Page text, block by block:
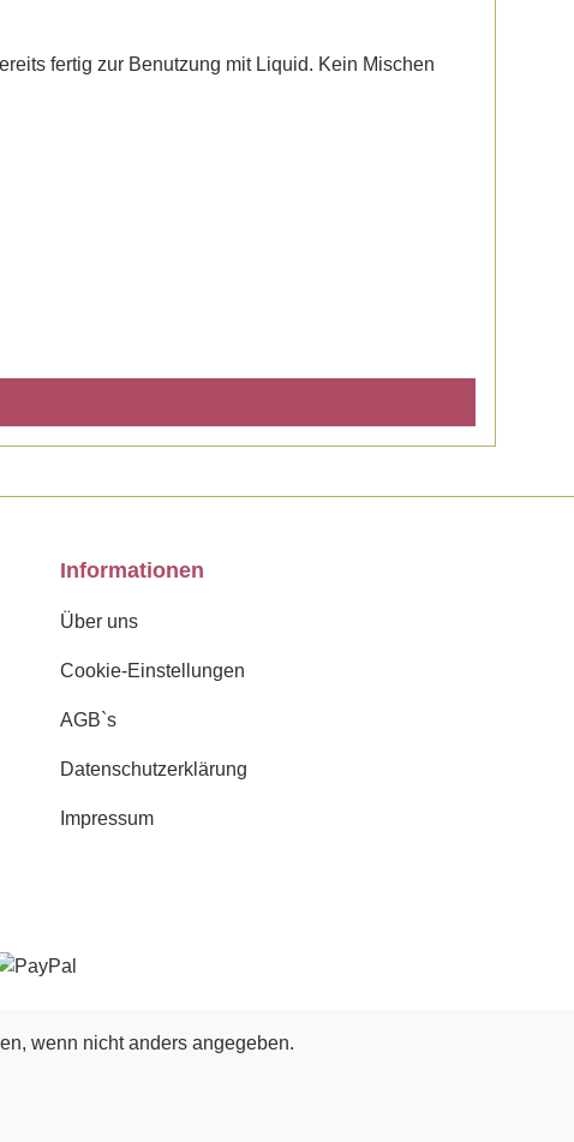
fertig zur Benutzung mit Liquid. Kein Mischen
Informationen
Über uns
Cookie-Einstellungen
AGB`s
Datenschutzerklärung
Impressum
wenn nicht anders angegeben.